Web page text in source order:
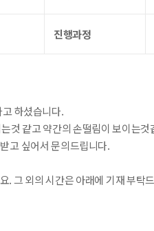
진행과정
하셨습니다.
것 같고 약간의 손떨림이 보이는것
고 싶어서 문의드립니다.
. 그 외의 시간은 아래에 기재 부탁